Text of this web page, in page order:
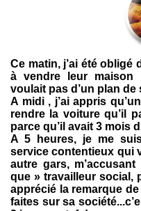
Ce matin, j’ai été obligé
à vendre leur maison
voulait pas d’un plan de
A midi , j’ai appris
rendre la voiture qu’il
parce qu’il avait 3 mois
A 5 heures, je me
service contentieux qui
autre gars,
que » travailleur social,
apprécié la remarque
faites sur sa